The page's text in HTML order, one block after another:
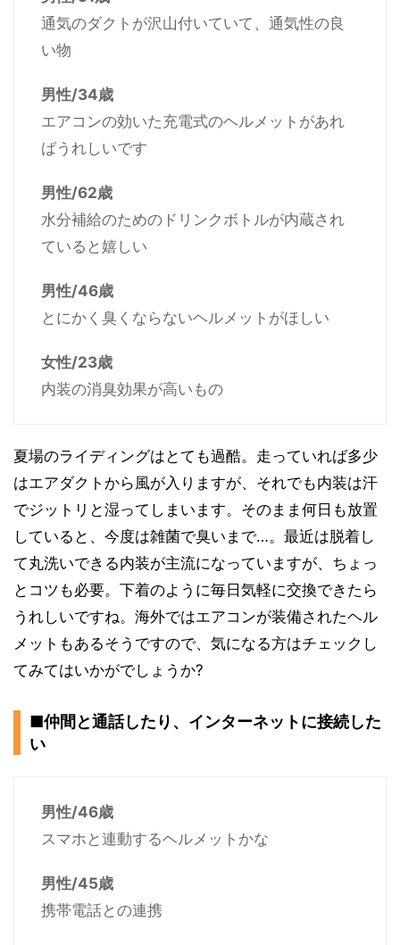
通気のダクトが沢山付いていて、通気性の良
い物
男性/34歳
エアコンの効いた充電式のヘルメットがあれ
ばうれしいです
男性/62歳
水分補給のためのドリンクボトルが内蔵され
ていると嬉しい
男性/46歳
とにかく臭くならないヘルメットがほしい
女性/23歳
内装の消臭効果が高いもの
夏場のライディングはとても過酷。走っていれば多少
はエアダクトから風が入りますが、それでも内装は汗
でジットリと湿ってしまいます。そのまま何日も放置
していると、今度は雑菌で臭いまで…。最近は脱着し
て丸洗いできる内装が主流になっていますが、ちょっ
とコツも必要。下着のように毎日気軽に交換できたら
うれしいですね。海外ではエアコンが装備されたヘル
メットもあるそうですので、気になる方はチェックし
てみてはいかがでしょうか?
■仲間と通話したり、インターネットに接続した
い
男性/46歳
スマホと連動するヘルメットかな
男性/45歳
携帯電話との連携